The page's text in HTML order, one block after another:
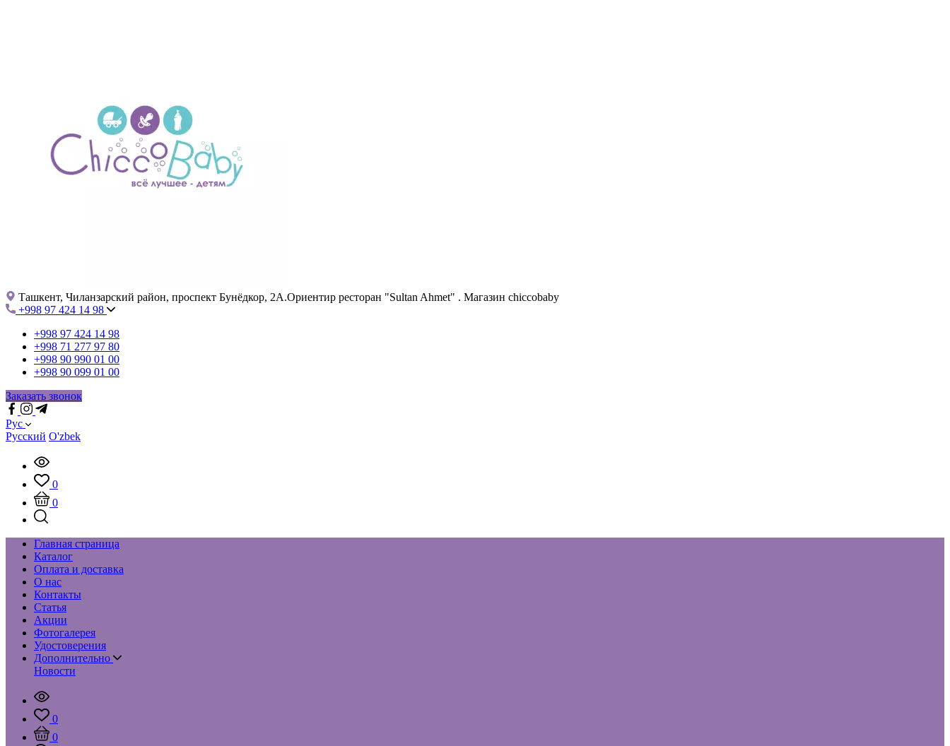
Ташкент, Чиланзарский район, проспект Бунёдкор, 2А.Ориентир ресторан "Sultan Ahmet" . Магазин chiccobaby
+998 97 424 14 98
+998 97 424 14 98
+998 71 277 97 80
+998 90 990 01 00
+998 90 099 01 00
Заказать звонок
Рус
Русский O'zbek
0
0
Главная страница
Каталог
Оплата и доставка
О нас
Контакты
Статья
Акции
Фотогалерея
Удостоверения
Дополнительно
Новости
0
0